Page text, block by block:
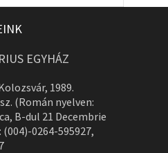
EGYHÁZ
1989.
(Román nyelven:
B-dul 21 Decembrie
(004)-0264-595927,